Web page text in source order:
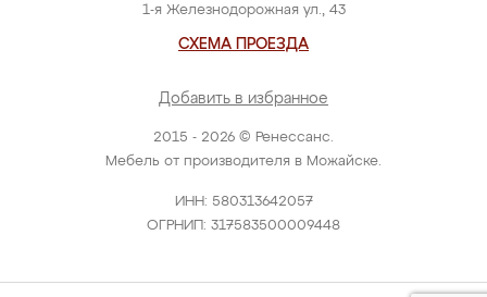
2015 - 2026 © Ренессанс.
Мебель от производителя в Можайске.
ИНН: 580313642057
ОГРНИП: 317583500009448
1-я Железнодорожная ул., 43
СХЕМА ПРОЕЗДА
Добавить в избранное